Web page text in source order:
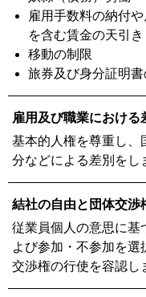
雇用手数料の納付
を含む賃金の天引き
移動の制限
旅券及び身分証明書
雇用及び職業における
基本的人権を尊重し、
分などによる差別をし
結社の自由と団体交渉
従業員個人の意思に基
よび参加・不参加を
交渉権の行使を容認し